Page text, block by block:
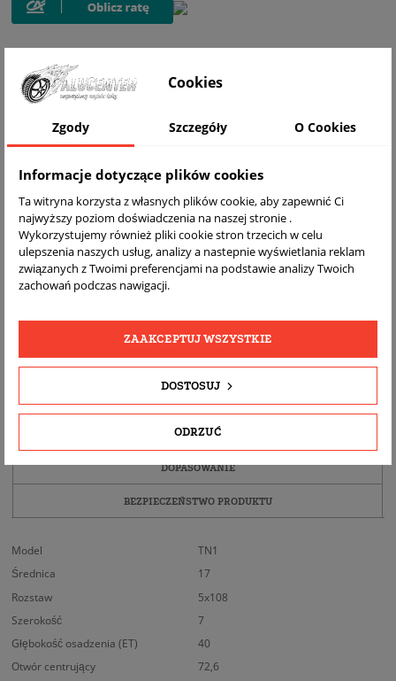
WIZUALIZACJA NA AUCIE
WYSYŁKA
ZWROT
ZDJĘCIA
OPIS
DOPASOWANIE
BEZPIECZEŃSTWO PRODUKTU
Model
TN1
Średnica
17
Rozstaw
5x108
Szerokość
7
Głębokość osadzenia (ET)
40
Otwór centrujący
72,6
Cookies
Zgody Szczegóły O Cookies
Informacje dotyczące plików cookies
Ta witryna korzysta z własnych plików cookie, aby zapewnić Ci
najwyższy poziom doświadczenia na naszej stronie .
Wykorzystujemy również pliki cookie stron trzecich w celu
ulepszenia naszych usług, analizy a nastepnie wyświetlania reklam
związanych z Twoimi preferencjami na podstawie analizy Twoich
zachowań podczas nawigacji.
ODRZUĆ
DOSTOSUJ
ZAAKCEPTUJ WSZYSTKIE